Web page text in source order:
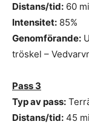
Distans/tid: 60
Intensitet: 85%
Genomförande:
tröskel –
Pass 3
Typ av pass:
Distans/tid: 45